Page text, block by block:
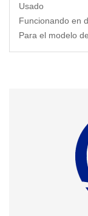
Usado
Funcionando en
Para el modelo